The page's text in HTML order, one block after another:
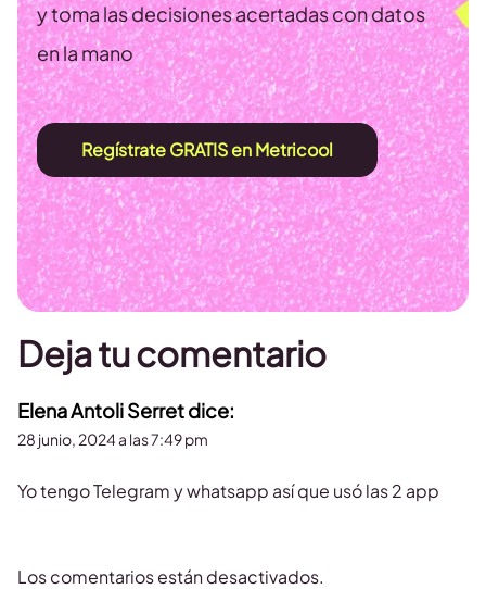
y toma las decisiones acertadas con datos
en la mano
Regístrate GRATIS en Metricool
Deja tu comentario
Elena Antoli Serretdice:
28 junio, 2024 a las 7:49 pm
Yo tengo Telegram y whatsapp así que usó las 2 app
Los comentarios están desactivados.